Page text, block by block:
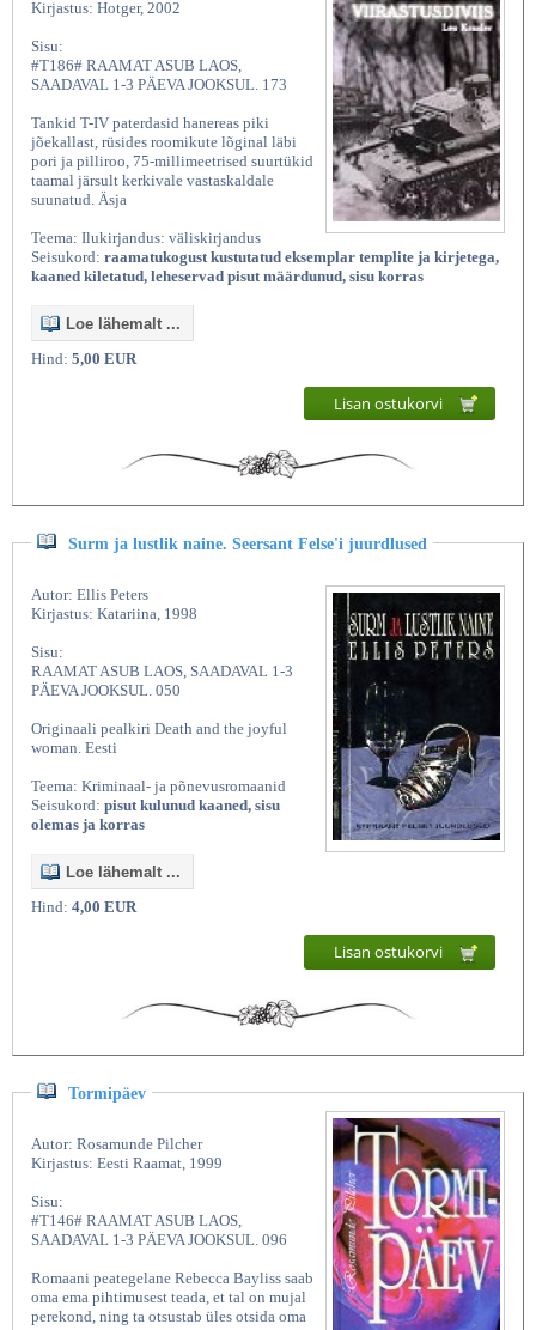
Kirjastus: Hotger, 2002
Sisu:
#T186# RAAMAT ASUB LAOS,
SAADAVAL 1-3 PÄEVA JOOKSUL. 173
Tankid T-IV paterdasid hanereas piki
jõekallast, rüsides roomikute lõginal läbi
pori ja pilliroo, 75-millimeetrised suurtükid
taamal järsult kerkivale vastaskaldale
suunatud. Äsja
Teema: Ilukirjandus: väliskirjandus
Seisukord: raamatukogust kustutatud eksemplar templite ja kirjetega,
kaaned kiletatud, leheservad pisut määrdunud, sisu korras
Loe lähemalt ...
Hind: 5,00 EUR
Lisan ostukorvi
Surm ja lustlik naine. Seersant Felse'i juurdlused
Autor: Ellis Peters
Kirjastus: Katariina, 1998
Sisu:
RAAMAT ASUB LAOS, SAADAVAL 1-3
PÄEVA JOOKSUL. 050
Originaali pealkiri Death and the joyful
woman. Eesti
Teema: Kriminaal- ja põnevusromaanid
Seisukord: pisut kulunud kaaned, sisu
olemas ja korras
Loe lähemalt ...
Hind: 4,00 EUR
Lisan ostukorvi
Tormipäev
Autor: Rosamunde Pilcher
Kirjastus: Eesti Raamat, 1999
Sisu:
#T146# RAAMAT ASUB LAOS,
SAADAVAL 1-3 PÄEVA JOOKSUL. 096
Romaani peategelane Rebecca Bayliss saab
oma ema pihtimusest teada, et tal on mujal
perekond, ning ta otsustab üles otsida oma